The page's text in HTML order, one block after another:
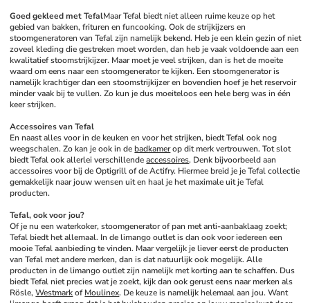
Goed gekleed met TefalMaar Tefal biedt niet alleen ruime keuze op het
gebied van bakken, frituren en funcooking. Ook de strijkijzers en
stoomgeneratoren van Tefal zijn namelijk bekend. Heb je een klein gezin of niet
zoveel kleding die gestreken moet worden, dan heb je vaak voldoende aan een
kwalitatief stoomstrijkijzer. Maar moet je veel strijken, dan is het de moeite
waard om eens naar een stoomgenerator te kijken. Een stoomgenerator is
namelijk krachtiger dan een stoomstrijkijzer en bovendien hoef je het reservoir
minder vaak bij te vullen. Zo kun je dus moeiteloos een hele berg was in één
keer strijken.
Accessoires van Tefal
En naast alles voor in de keuken en voor het strijken, biedt Tefal ook nog
weegschalen. Zo kan je ook in de badkamer op dit merk vertrouwen. Tot slot
biedt Tefal ook allerlei verschillende accessoires. Denk bijvoorbeeld aan
accessoires voor bij de Optigrill of de Actifry. Hiermee breid je je Tefal collectie
gemakkelijk naar jouw wensen uit en haal je het maximale uit je Tefal
producten.
Tefal, ook voor jou?
Of je nu een waterkoker, stoomgenerator of pan met anti-aanbaklaag zoekt;
Tefal biedt het allemaal. In de limango outlet is dan ook voor iedereen een
mooie Tefal aanbieding te vinden. Maar vergelijk je liever eerst de producten
van Tefal met andere merken, dan is dat natuurlijk ook mogelijk. Alle
producten in de limango outlet zijn namelijk met korting aan te schaffen. Dus
biedt Tefal niet precies wat je zoekt, kijk dan ook gerust eens naar merken als
Rösle, Westmark of Moulinex. De keuze is namelijk helemaal aan jou. Want